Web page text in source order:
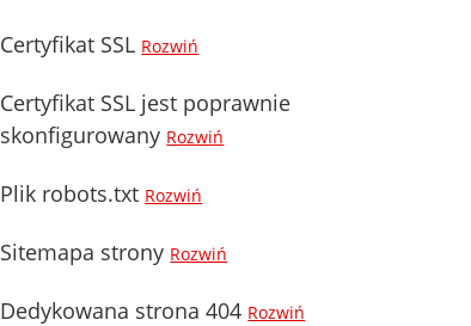
Certyfikat SSL Rozwiń
Certyfikat SSL jest poprawnie
skonfigurowany Rozwiń
Plik robots.txt Rozwiń
Sitemapa strony Rozwiń
Dedykowana strona 404 Rozwiń